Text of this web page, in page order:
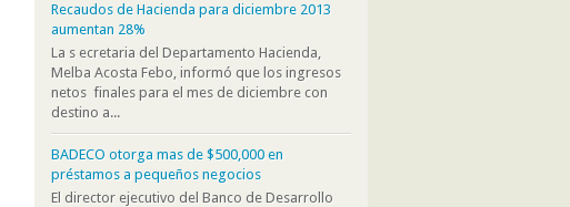
Recaudos de Hacienda para diciembre 2013
aumentan 28%
La s ecretaria del Departamento Hacienda,
Melba Acosta Febo, informó que los ingresos
netos finales para el mes de diciembre con
destino a...
BADECO otorga mas de $500,000 en
préstamos a pequeños negocios
El director ejecutivo del Banco de Desarrollo